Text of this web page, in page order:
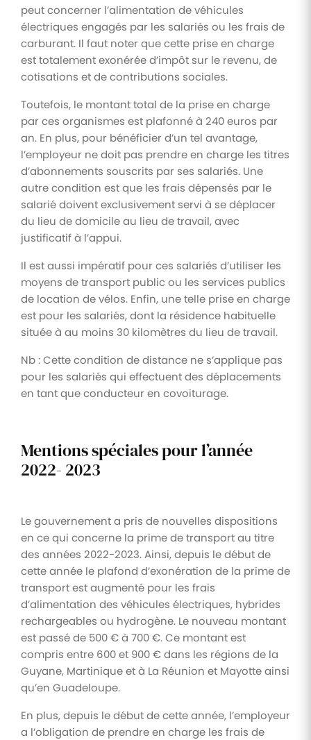
peut concerner l’alimentation de véhicules
électriques engagés par les salariés ou les frais de
carburant. Il faut noter que cette prise en charge
est totalement exonérée d’impôt sur le revenu, de
cotisations et de contributions sociales.
Toutefois, le montant total de la prise en charge
par ces organismes est plafonné à 240 euros par
an. En plus, pour bénéficier d’un tel avantage,
l’employeur ne doit pas prendre en charge les titres
d’abonnements souscrits par ses salariés. Une
autre condition est que les frais dépensés par le
salarié doivent exclusivement servi à se déplacer
du lieu de domicile au lieu de travail, avec
justificatif à l’appui.
Il est aussi impératif pour ces salariés d’utiliser les
moyens de transport public ou les services publics
de location de vélos. Enfin, une telle prise en charge
est pour les salariés, dont la résidence habituelle
située à au moins 30 kilomètres du lieu de travail.
Nb : Cette condition de distance ne s’applique pas
pour les salariés qui effectuent des déplacements
en tant que conducteur en covoiturage.
Mentions spéciales pour l’année
2022- 2023
Le gouvernement a pris de nouvelles dispositions
en ce qui concerne la prime de transport au titre
des années 2022-2023. Ainsi, depuis le début de
cette année le plafond d’exonération de la prime de
transport est augmenté pour les frais
d’alimentation des véhicules électriques, hybrides
rechargeables ou hydrogène. Le nouveau montant
est passé de 500 € à 700 €. Ce montant est
compris entre 600 et 900 € dans les régions de la
Guyane, Martinique et à La Réunion et Mayotte ainsi
qu’en Guadeloupe.
En plus, depuis le début de cette année, l’employeur
a l’obligation de prendre en charge les frais de